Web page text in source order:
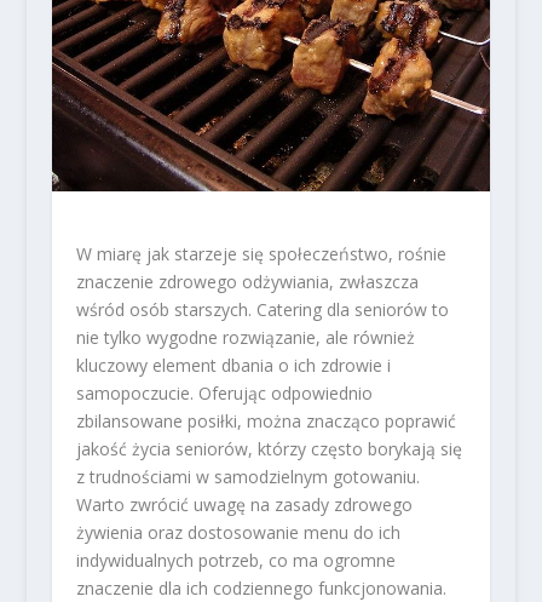
W miarę jak starzeje się społeczeństwo, rośnie
znaczenie zdrowego odżywiania, zwłaszcza
wśród osób starszych. Catering dla seniorów to
nie tylko wygodne rozwiązanie, ale również
kluczowy element dbania o ich zdrowie i
samopoczucie. Oferując odpowiednio
zbilansowane posiłki, można znacząco poprawić
jakość życia seniorów, którzy często borykają się
z trudnościami w samodzielnym gotowaniu.
Warto zwrócić uwagę na zasady zdrowego
żywienia oraz dostosowanie menu do ich
indywidualnych potrzeb, co ma ogromne
znaczenie dla ich codziennego funkcjonowania.